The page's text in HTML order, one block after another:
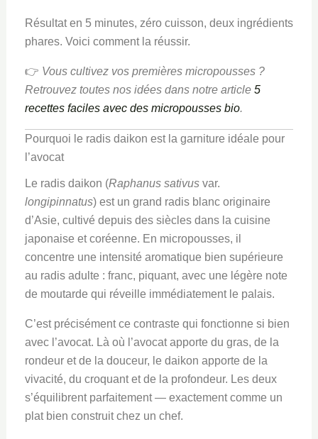
Résultat en 5 minutes, zéro cuisson, deux ingrédients
phares. Voici comment la réussir.
👉 Vous cultivez vos premières micropousses ?
Retrouvez toutes nos idées dans notre article 5
recettes faciles avec des micropousses bio.
Pourquoi le radis daikon est la garniture idéale pour
l’avocat
Le radis daikon (Raphanus sativusvar.
longipinnatus) est un grand radis blanc originaire
d’Asie, cultivé depuis des siècles dans la cuisine
japonaise et coréenne. En micropousses, il
concentre une intensité aromatique bien supérieure
au radis adulte : franc, piquant, avec une légère note
de moutarde qui réveille immédiatement le palais.
C’est précisément ce contraste qui fonctionne si bien
avec l’avocat. Là où l’avocat apporte du gras, de la
rondeur et de la douceur, le daikon apporte de la
vivacité, du croquant et de la profondeur. Les deux
s’équilibrent parfaitement — exactement comme un
plat bien construit chez un chef.